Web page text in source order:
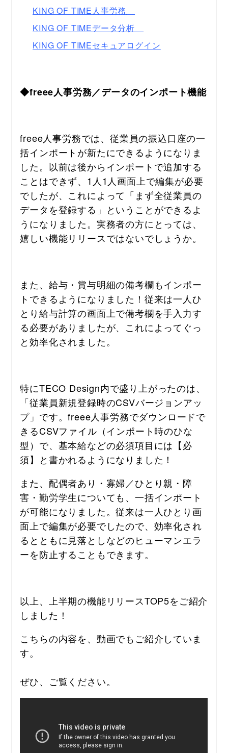
KING OF TIME人事労務
KING OF TIMEデータ分析
KING OF TIMEセキュアログイン
◆freee人事労務／データのインポート機能
freee人事労務では、従業員の振込口座の一
括インポートが新たにできるようになりま
した。以前は後からインポートで追加する
ことはできず、1人1人画面上で編集が必要
でしたが、これによって「まず全従業員の
データを登録する」ということができるよ
うになりました。実務者の方にとっては、
嬉しい機能リリースではないでしょうか。
また、給与・賞与明細の備考欄もインポー
トできるようになりました！従来は一人ひ
とり給与計算の画面上で備考欄を手入力す
る必要がありましたが、これによってぐっ
と効率化されました。
特にTECO Design内で盛り上がったのは、
「従業員新規登録時のCSVバージョンアッ
プ」です。freee人事労務でダウンロードで
きるCSVファイル（インポート時のひな
型）で、基本給などの必須項目には【必
須】と書かれるようになりました！
また、配偶者あり・寡婦／ひとり親・障
害・勤労学生についても、一括インポート
が可能になりました。従来は一人ひとり画
面上で編集が必要でしたので、効率化され
るとともに見落としなどのヒューマンエラ
ーを防止することもできます。
以上、上半期の機能リリースTOP5をご紹介
しました！
こちらの内容を、動画でもご紹介していま
す。
ぜひ、ご覧ください。